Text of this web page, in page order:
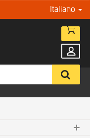
Italiano